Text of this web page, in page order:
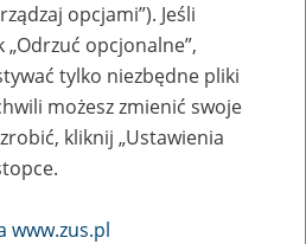
- zakładanie profili
Twojej firmy
opcjami”). Jeśli
opcjonalne”,
tylko niezbędne pliki
możesz zmienić swoje
kliknij „Ustawienia
www.zus.pl